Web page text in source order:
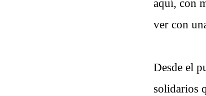
aquí, con
ver con
Desde el
solidarios